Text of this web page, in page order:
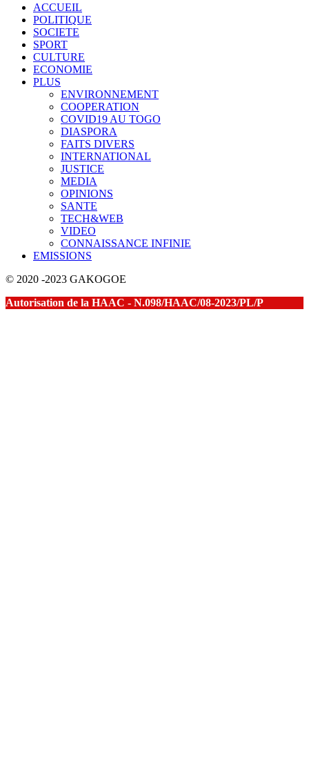
ACCUEIL
POLITIQUE
SOCIETE
SPORT
CULTURE
ECONOMIE
PLUS
ENVIRONNEMENT
COOPERATION
COVID19 AU TOGO
DIASPORA
FAITS DIVERS
INTERNATIONAL
JUSTICE
MEDIA
OPINIONS
SANTE
TECH&WEB
VIDEO
CONNAISSANCE INFINIE
EMISSIONS
© 2020 -2023 GAKOGOE
Autorisation de la HAAC - N.098/HAAC/08-2023/PL/P